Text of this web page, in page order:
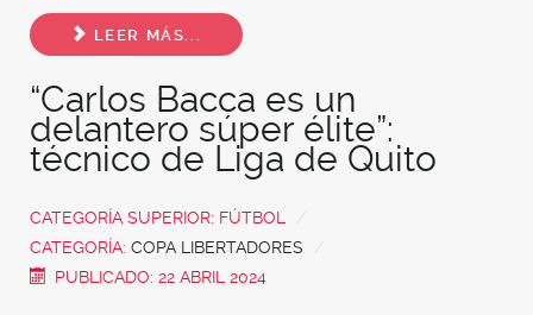
Share
LEER MÁS...
“Carlos Bacca es un
delantero súper élite”:
técnico de Liga de Quito
CATEGORÍA SUPERIOR: FÚTBOL
CATEGORÍA: COPA LIBERTADORES
PUBLICADO: 22 ABRIL 2024